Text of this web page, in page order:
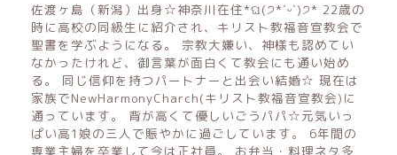
佐渡ヶ島（新潟）出身☆神奈川在住*ଘ(੭*ˊᵕˋ)੭* 22歳の
時に高校の同級生に紹介され、キリスト教福音宣教会で
聖書を学ぶようになる。 宗教大嫌い、神様も認めてい
なかったけれど、御言葉が面白くて教会にも通い始め
る。 同じ信仰を持つパートナーと出会い結婚☆ 現在は
家族でNewHarmonyCharch(キリスト教福音宣教会)に
通っています。 背が高くて優しいごうパパ☆元気いっ
ぱい高1娘の三人で賑やかに過ごしています。 6年間の
専業主婦を卒業して今は正社員。 お弁当・料理ネタ多